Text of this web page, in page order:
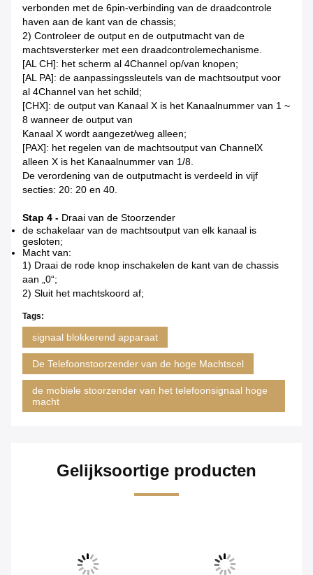
verbonden met de 6pin-verbinding van de draadcontrole
haven aan de kant van de chassis;
2) Controleer de output en de outputmacht van de
machtsversterker met een draadcontrolemechanisme.
[AL CH]: het scherm al 4Channel op/van knopen;
[AL PA]: de aanpassingssleutels van de machtsoutput voor
al 4Channel van het schild;
[CHX]: de output van Kanaal X is het Kanaalnummer van 1 ~
8 wanneer de output van
Kanaal X wordt aangezet/weg alleen;
[PAX]: het regelen van de machtsoutput van ChannelX
alleen X is het Kanaalnummer van 1/8.
De verordening van de outputmacht is verdeeld in vijf
secties: 20: 20 en 40.
Stap 4 - Draai van de Stoorzender
de schakelaar van de machtsoutput van elk kanaal is
gesloten;
Macht van:
1) Draai de rode knop inschakelen de kant van de chassis
aan „0“;
2) Sluit het machtskoord af;
Tags:
signaal blokkerend apparaat
De Telefoonstoorzender van de hoge Machtscel
de mobiele stoorzender van het telefoonsignaal hoge
macht
Gelijksoortige producten